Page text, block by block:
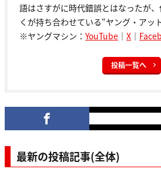
語はさすがに時代錯誤とはなったが
くが持ち合わせている“ヤング・アッ
※ヤングマシン： YouTube ｜ X ｜
投稿一覧へ
最新の投稿記事(全体)